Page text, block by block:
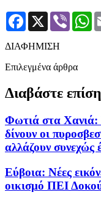
Facebook
X Viber
ΔΙΑΦΗΜΙΣΗ
Επιλεγμένα άρθρα
Διαβάστε
Φωτιά στα Χανιά:
δίνουν οι
αλλάζουν συνεχώς
Εύβοια: Νέες
οικισμό ΠΕΙ